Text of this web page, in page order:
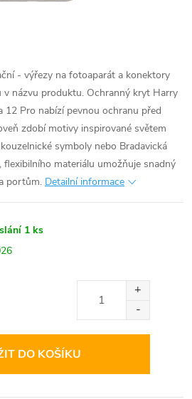
- výřezy na fotoaparát a konektory
v názvu produktu. Ochranný kryt Harry
Pro nabízí pevnou ochranu před
zdobí motivy inspirované světem
symboly nebo Bradavická
flexibilního materiálu umožňuje snadný
portům. Detailní informace
1 ks
DO KOŠÍKU